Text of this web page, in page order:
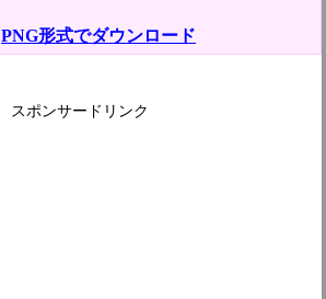
PNG形式でダウンロード
スポンサードリンク